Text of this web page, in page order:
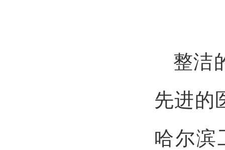
整洁
先进的
哈尔滨